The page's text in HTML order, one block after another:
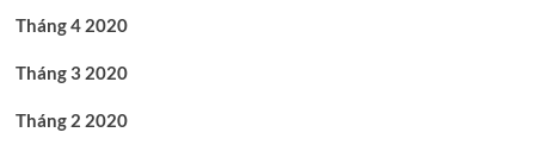
Tháng 4 2020
Tháng 3 2020
Tháng 2 2020